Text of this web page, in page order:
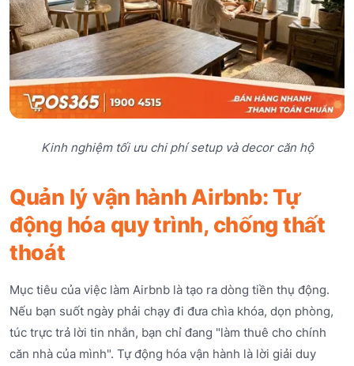
Kinh nghiệm tối ưu chi phí setup và decor căn hộ
Quản lý vận hành Airbnb: Tự
động hóa quy trình, chống thất
thoát
Mục tiêu của việc làm Airbnb là tạo ra dòng tiền thụ động.
Nếu bạn suốt ngày phải chạy đi đưa chìa khóa, dọn phòng,
túc trực trả lời tin nhắn, bạn chỉ đang "làm thuê cho chính
căn nhà của mình". Tự động hóa vận hành là lời giải duy